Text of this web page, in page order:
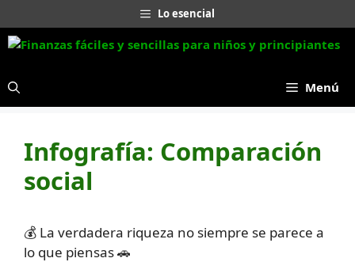
al
contenido
Lo esencial
Menú
Infografía: Comparación
social
💰 La verdadera riqueza no siempre se parece a
lo que piensas 🚗